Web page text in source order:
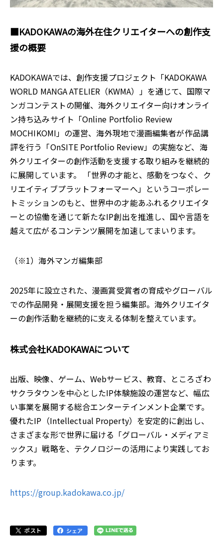
■KADOKAWAの海外在住クリエイターへの創作支
援の概要
KADOKAWAでは、創作支援プロジェクト「KADOKAWA
WORLD MANGA ATELIER（KWMA）」を通じて、国際マ
ンガコンテストの開催、海外クリエイター向けオンライ
ン持ち込みサイト「Online Portfolio Review
MOCHIKOMI」の運営、海外現地で漫画編集者が作品講
評を行う「OnSITE Portfolio Review」の実施など、海
外クリエイターの創作活動を支援する取り組みを継続的
に展開しています。 「世界の才能と、感動をつなぐ、ク
リエイティブプラットフォーマーへ」というコーポレー
トミッションのもと、世界中の才能あふれるクリエイタ
ーとの協働を通じて新たなIP創出を推進し、国や言語を
越えて広がるコンテンツ展開を加速してまいります。
（※1）海外マンガ編集部
2025年に設立された、漫画賞受賞者の育成やグローバル
での作品開発・展開支援を担う編集部。海外クリエイタ
ーの創作活動を継続的に支える体制を整えています。
株式会社KADOKAWAについて
出版、映像、ゲーム、Webサービス、教育、ところざわ
サクラタウンを中心としたIP体験施設の運営など、幅広
い事業を展開する総合エンターテインメント企業です。
優れたIP（Intellectual Property）を安定的に創出し、
さまざまな形で世界に届ける「グローバル・メディアミ
ックス」戦略を、テクノロジーの活用により実践してお
ります。
https://group.kadokawa.co.jp/